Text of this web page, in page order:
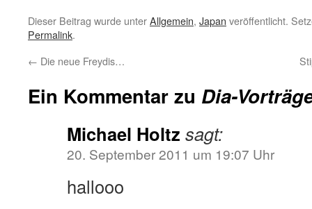
Dieser Beitrag wurde unterAllgemein, Japan veröffentlicht.
Permalink.
← Die neue Freydis…
Ein Kommentar zu Dia-
Michael Holtz sagt:
20. September 2011 um 19:07 Uhr
hallooo